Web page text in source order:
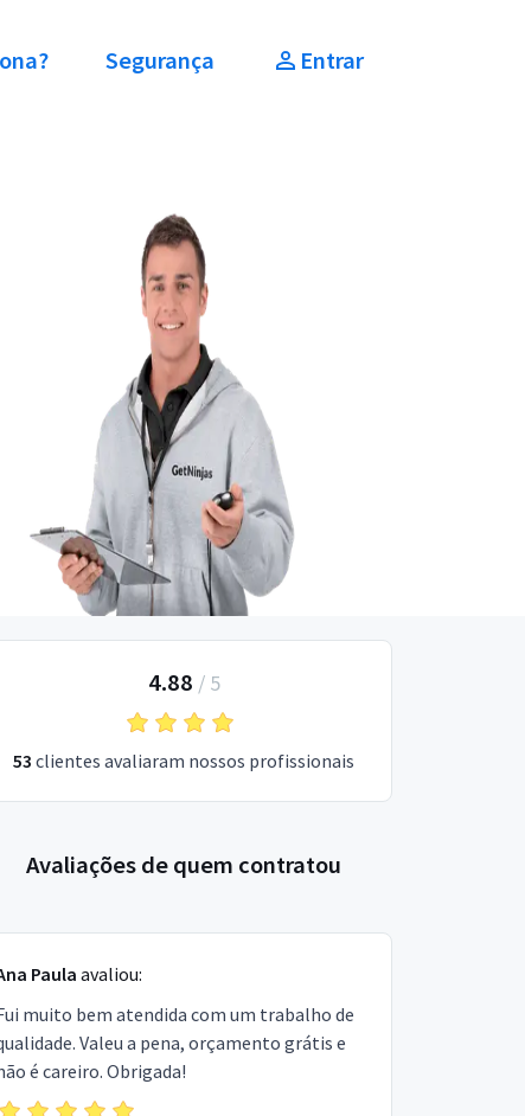
Segurança Entrar
4.88 / 5
53 clientes avaliaram nossos profissionais
Avaliações de quem contratou
Paula avaliou:
muito bem atendida com um trabalho de
Valeu a pena, orçamento grátis e
é careiro. Obrigada!